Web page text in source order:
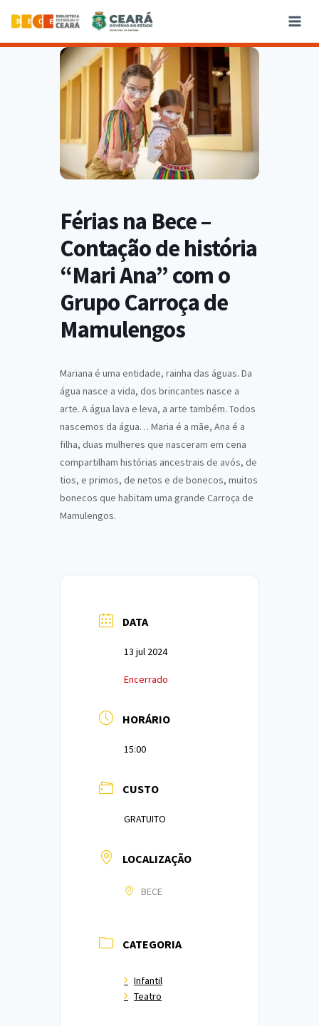
Férias na Bece –
Contação de história
“Mari Ana” com o
Grupo Carroça de
Mamulengos
Mariana é uma entidade, rainha das águas. Da
água nasce a vida, dos brincantes nasce a
arte. A água lava e leva, a arte também. Todos
nascemos da água… Maria é a mãe, Ana é a
filha, duas mulheres que nasceram em cena
compartilham histórias ancestrais de avós, de
tios, e primos, de netos e de bonecos, muitos
bonecos que habitam uma grande Carroça de
Mamulengos.
DATA
13 jul 2024
Encerrado
HORÁRIO
15:00
CUSTO
GRATUITO
LOCALIZAÇÃO
BECE
CATEGORIA
Infantil
Teatro